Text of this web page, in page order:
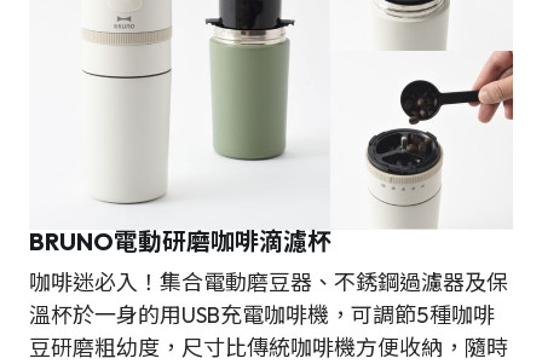
BRUNO電動研磨咖啡滴濾杯
咖啡迷必入！集合電動磨豆器、不銹鋼過濾器及保
溫杯於一身的用USB充電咖啡機，可調節5種咖啡
豆研磨粗幼度，尺寸比傳統咖啡機方便收納，隨時